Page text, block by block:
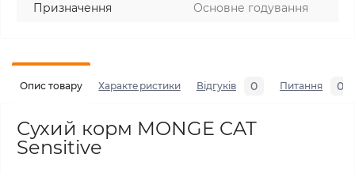
Призначення
Основне годування
Опис товару Характеристики Відгуків 0 Питання 0
Сухий корм MONGE CAT
Sensitive